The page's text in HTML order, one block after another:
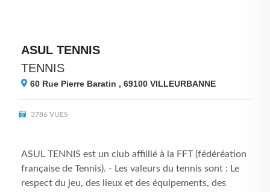
ASUL TENNIS
TENNIS
60 Rue Pierre Baratin , 69100 VILLEURBANNE
3786 VUES
ASUL TENNIS est un club affiilié à la FFT (fédéréation
française de Tennis). - Les valeurs du tennis sont : Le
respect du jeu, des lieux et des équipements, des